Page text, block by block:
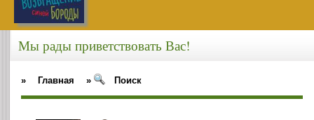
Мы рады приветствовать Вас!
» Главная » Поиск